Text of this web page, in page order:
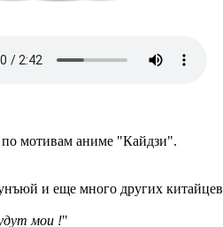
по мотивам аниме "Кайдзи".
и еще много других китайцев
мои !"